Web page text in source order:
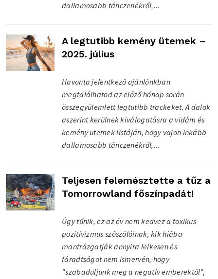
dallamosabb tánczenékről,...
A legtutibb kemény ütemek –
2025. július
Havonta jelentkező ajánlónkban
megtalálhatod az előző hónap során
összegyülemlett legtutibb trackeket. A dalok
aszerint kerülnek kiválogatásra a vidám és
kemény ütemek listáján, hogy vajon inkább
dallamosabb tánczenékről,...
Teljesen felemésztette a tűz a
Tomorrowland főszínpadát!
Úgy tűnik, ez az év nem kedvez a toxikus
pozitivizmus szószólóinak, kik hiába
mantrázgatják annyira lelkesen és
fáradtságot nem ismervén, hogy
"szabaduljunk meg a negatív emberektől",